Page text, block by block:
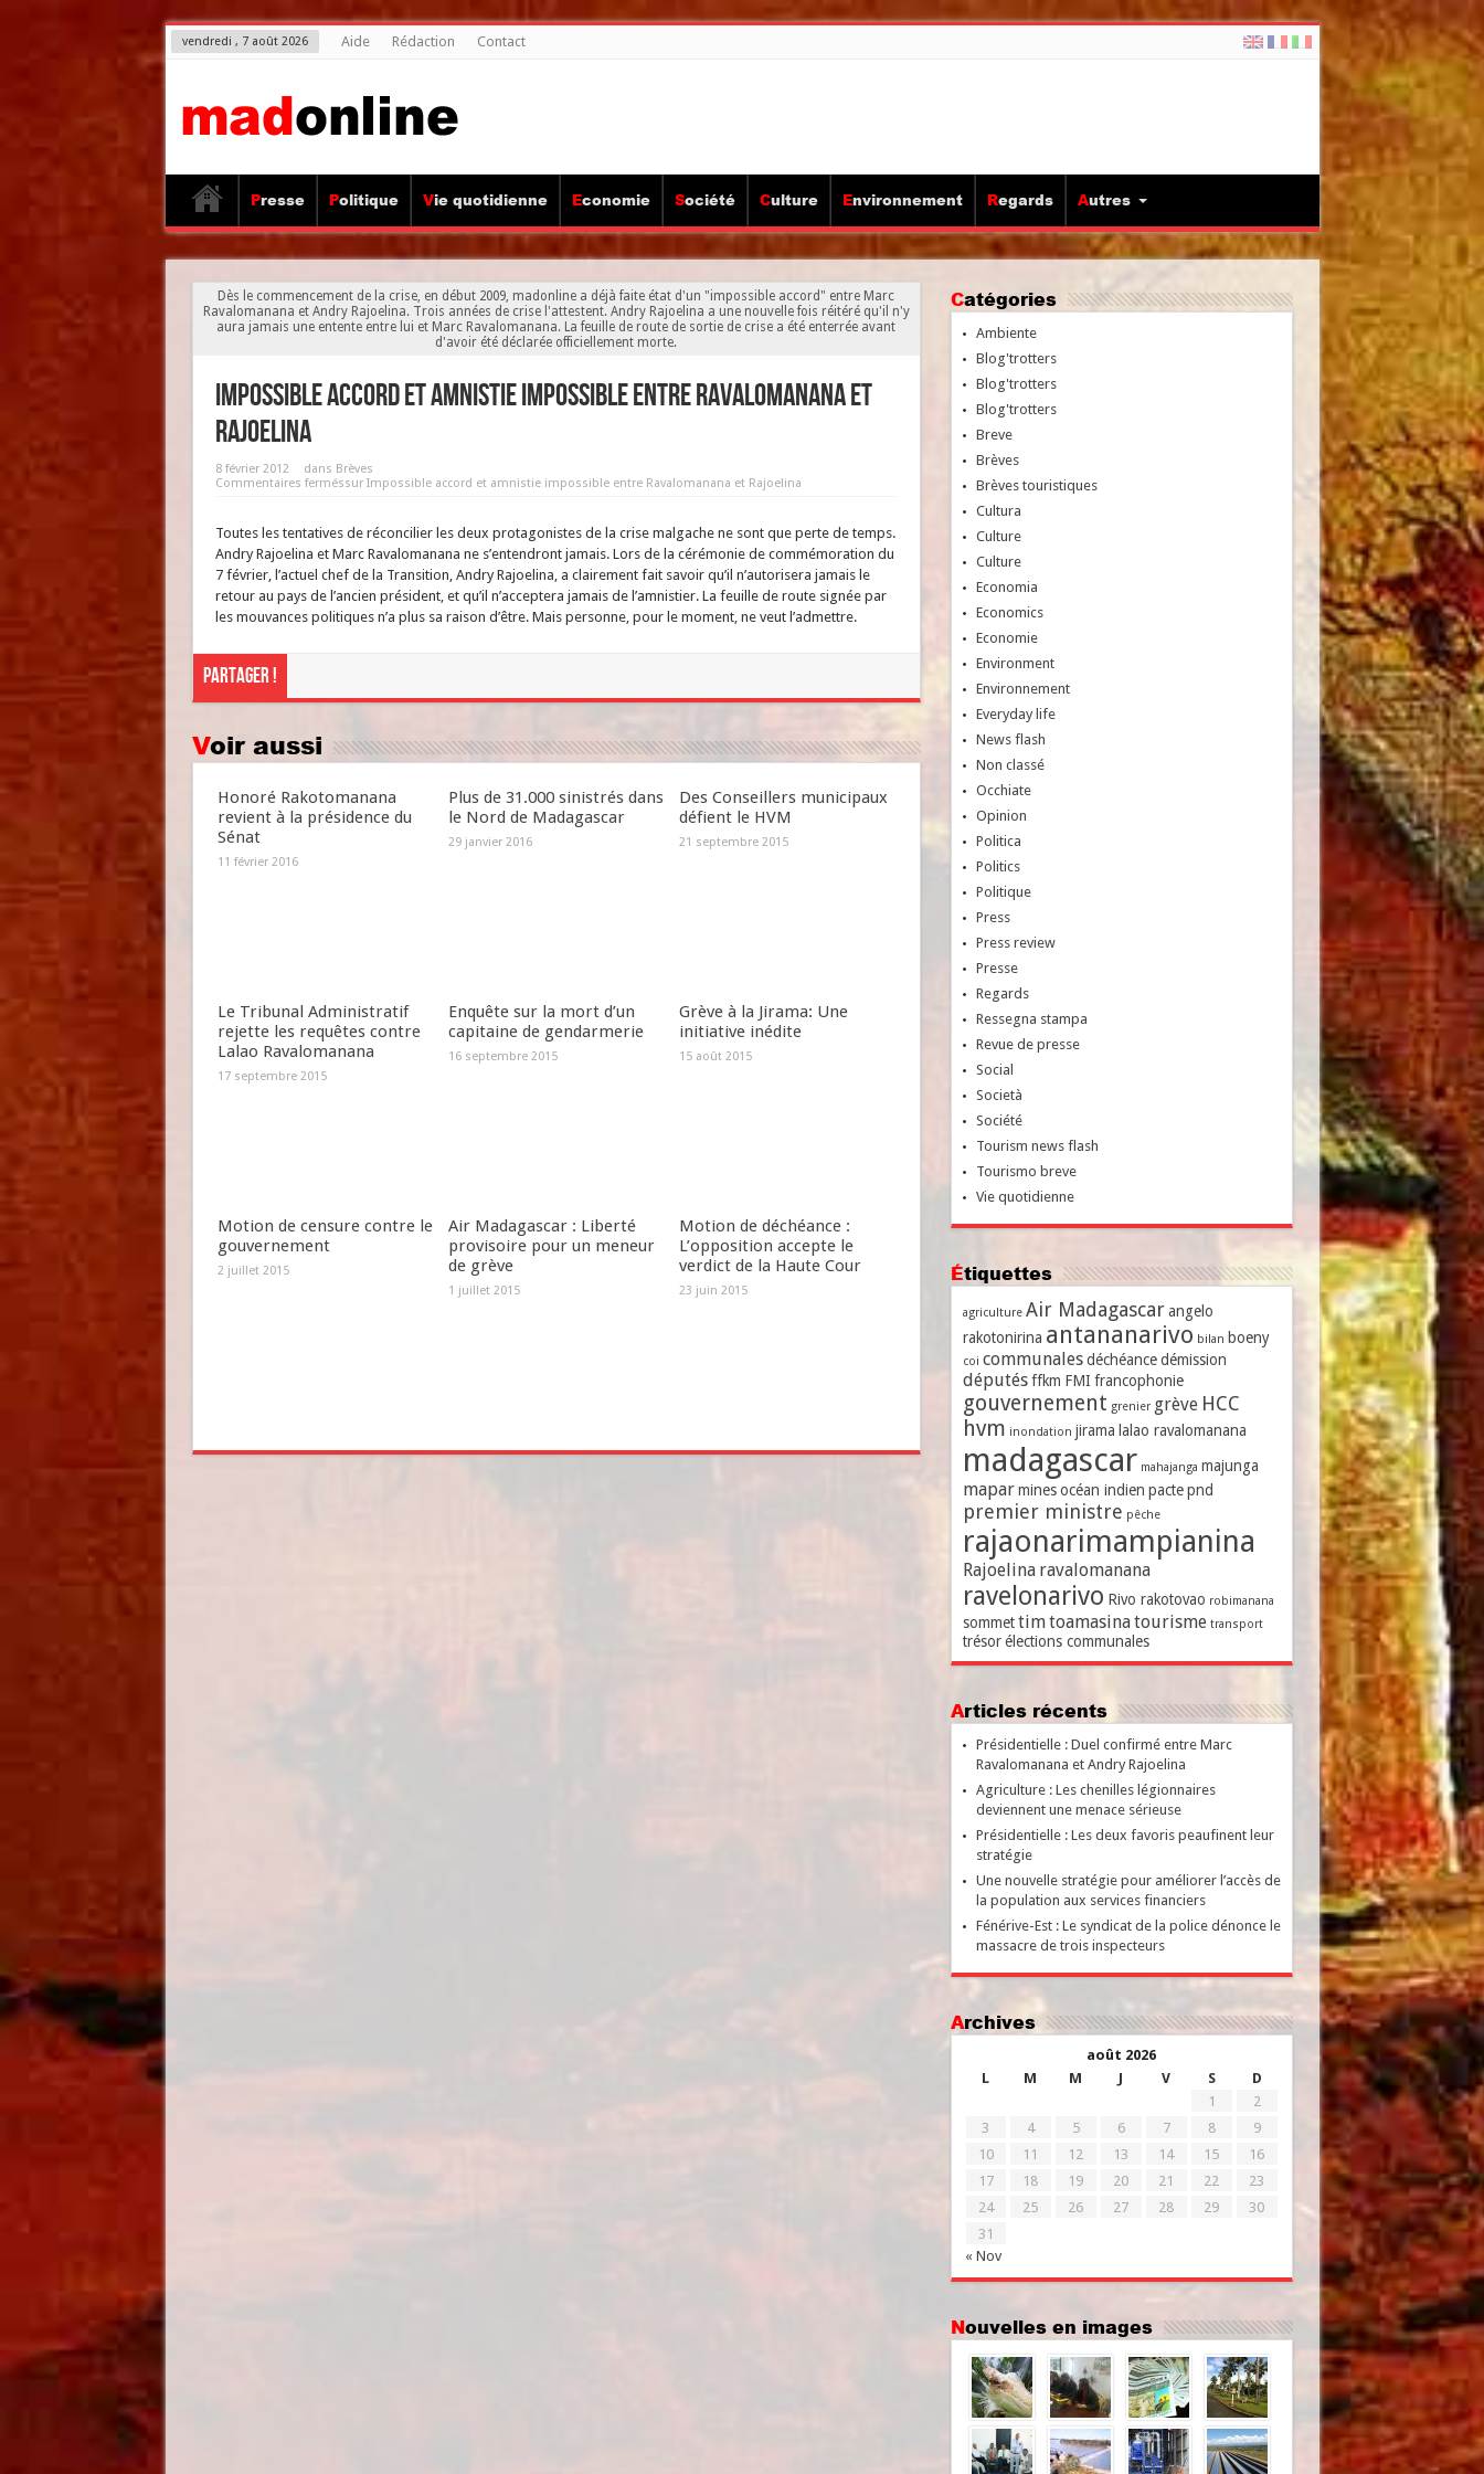
vendredi , 7 août 2026 Aide Rédaction Contact
Presse Politique Vie quotidienne Economie Société Culture Environnement Regards Autres
Dès le commencement de la crise, en début 2009, madonline a déjà faite état d'un "impossible accord" entre Marc
Ravalomanana et Andry Rajoelina. Trois années de crise l'attestent. Andry Rajoelina a une nouvelle fois réitéré qu'il n'y
aura jamais une entente entre lui et Marc Ravalomanana. La feuille de route de sortie de crise a été enterrée avant
d'avoir été déclarée officiellement morte.
Impossible accord et amnistie impossible entre Ravalomanana et
Rajoelina
8 février 2012 dans Brèves
Commentaires ferméssur Impossible accord et amnistie impossible entre Ravalomanana et Rajoelina
Toutes les tentatives de réconcilier les deux protagonistes de la crise malgache ne sont que perte de temps.
Andry Rajoelina et Marc Ravalomanana ne s’entendront jamais. Lors de la cérémonie de commémoration du
7 février, l’actuel chef de la Transition, Andry Rajoelina, a clairement fait savoir qu’il n’autorisera jamais le
retour au pays de l’ancien président, et qu’il n’acceptera jamais de l’amnistier. La feuille de route signée par
les mouvances politiques n’a plus sa raison d’être. Mais personne, pour le moment, ne veut l’admettre.
Partager !
Voir aussi
Honoré Rakotomanana
revient à la présidence du
Sénat
11 février 2016
Plus de 31.000 sinistrés dans
le Nord de Madagascar
29 janvier 2016
Des Conseillers municipaux
défient le HVM
21 septembre 2015
Le Tribunal Administratif
rejette les requêtes contre
Lalao Ravalomanana
17 septembre 2015
Enquête sur la mort d’un
capitaine de gendarmerie
16 septembre 2015
Grève à la Jirama: Une
initiative inédite
15 août 2015
Motion de censure contre le
gouvernement
2 juillet 2015
Air Madagascar : Liberté
provisoire pour un meneur
de grève
1 juillet 2015
Motion de déchéance :
L’opposition accepte le
verdict de la Haute Cour
23 juin 2015
Catégories
Ambiente
Blog'trotters
Blog'trotters
Blog'trotters
Breve
Brèves
Brèves touristiques
Cultura
Culture
Culture
Economia
Economics
Economie
Environment
Environnement
Everyday life
News flash
Non classé
Occhiate
Opinion
Politica
Politics
Politique
Press
Press review
Presse
Regards
Ressegna stampa
Revue de presse
Social
Società
Société
Tourism news flash
Tourismo breve
Vie quotidienne
Étiquettes
agriculture Air Madagascar angelo
rakotonirina antananarivo bilan boeny
coi communales déchéance démission
députés ffkm FMI francophonie
gouvernement grenier grève HCC
hvm inondation jirama lalao ravalomanana
madagascar mahajanga majunga
mapar mines océan indien pacte pnd
premier ministre pêche
rajaonarimampianina
Rajoelina ravalomanana
ravelonarivo Rivo rakotovao robimanana
sommet timtoamasinatourisme transport
trésor élections communales
Articles récents
Présidentielle : Duel confirmé entre Marc
Ravalomanana et Andry Rajoelina
Agriculture : Les chenilles légionnaires
deviennent une menace sérieuse
Présidentielle : Les deux favoris peaufinent leur
stratégie
Une nouvelle stratégie pour améliorer l’accès de
la population aux services financiers
Fénérive-Est : Le syndicat de la police dénonce le
massacre de trois inspecteurs
Archives
août 2026
L
M M J V S D
« Nov
1
2
3
4 5 6 7 8
9
10
11 12 13 14 15
16
17
18 19 20 21 22
23
24
25 26 27 28 29
30
31
Nouvelles en images